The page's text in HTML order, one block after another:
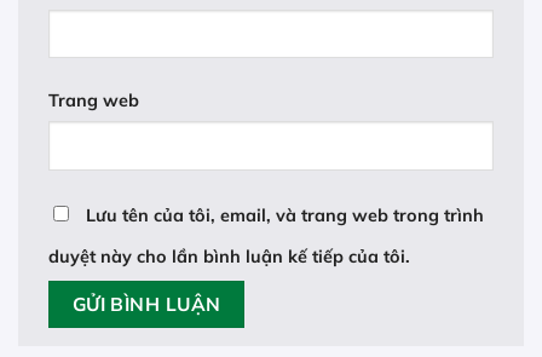
Trang web
Lưu tên của tôi, email, và trang web trong trình
duyệt này cho lần bình luận kế tiếp của tôi.